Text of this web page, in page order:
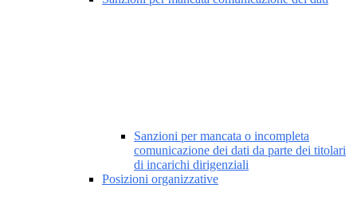
Sanzioni per mancata o incompleta
comunicazione dei dati da parte dei titolari
di incarichi dirigenziali
Posizioni organizzative